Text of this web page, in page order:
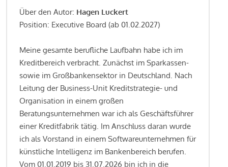
Über den Autor: Hagen Luckert
Position: Executive Board (ab 01.02.2027)
Meine gesamte berufliche Laufbahn habe ich im
Kreditbereich verbracht. Zunächst im Sparkassen-
sowie im Großbankensektor in Deutschland. Nach
Leitung der Business-Unit Kreditstrategie- und
Organisation in einem großen
Beratungsunternehmen war ich als Geschäftsführer
einer Kreditfabrik tätig. Im Anschluss daran wurde
ich als Vorstand in einem Softwareunternehmen für
künstliche Intelligenz im Bankenbereich berufen.
Vom 01.01.2019 bis 31.07.2026 bin ich in die